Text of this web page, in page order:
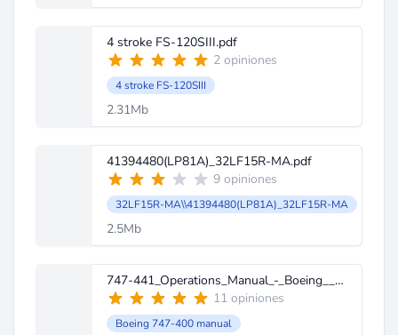
4 stroke FS-120SIII.pdf
2 opiniones
4 stroke FS-120SIII
2.31Mb
41394480(LP81A)_32LF15R-MA.pdf
9 opiniones
32LF15R-MA\\41394480(LP81A)_32LF15R-MA
2.5Mb
747-441_Operations_Manual_-_Boeing__2000_.pdf
11 opiniones
Boeing 747-400 manual